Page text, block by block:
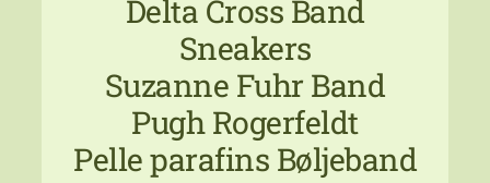
Delta Cross Band
Sneakers
Suzanne Fuhr Band
Pugh Rogerfeldt
Pelle parafins Bøljeband